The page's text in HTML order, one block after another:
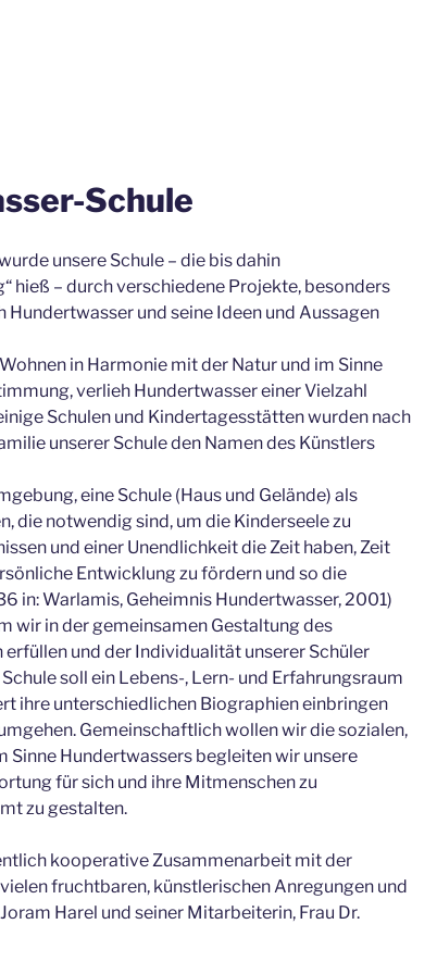
Schule
unsere Schule – die bis dahin
hieß – durch verschiedene Projekte, besonders
und seine Ideen und Aussagen
in Harmonie mit der Natur und im Sinne
verlieh Hundertwasser einer Vielzahl
Schulen und Kindertagesstätten wurden nach
unserer Schule den Namen des Künstlers
eine Schule (Haus und Gelände) als
die notwendig sind, um die Kinderseele zu
und einer Unendlichkeit die Zeit haben, Zeit
Entwicklung zu fördern und so die
in: Warlamis, Geheimnis Hundertwasser, 2001)
wir in der gemeinsamen Gestaltung des
und der Individualität unserer Schüler
soll ein Lebens-, Lern- und Erfahrungsraum
ihre unterschiedlichen Biographien einbringen
Gemeinschaftlich wollen wir die sozialen,
Sinne Hundertwassers begleiten wir unsere
für sich und ihre Mitmenschen zu
zu gestalten.
kooperative Zusammenarbeit mit der
fruchtbaren, künstlerischen Anregungen und
Harel und seiner Mitarbeiterin, Frau Dr.